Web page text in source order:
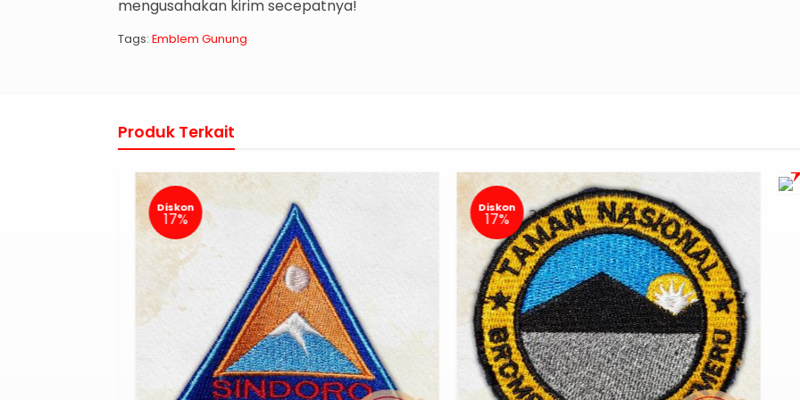
mengusahakan kirim secepatnya!
Tags: Emblem Gunung
Produk Terkait
Diskon
17%
Diskon
17%